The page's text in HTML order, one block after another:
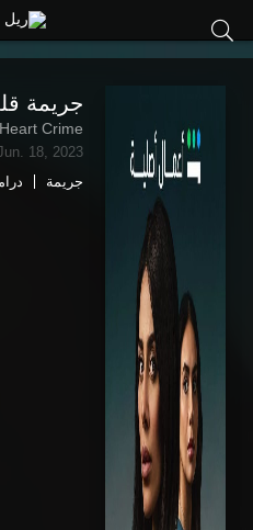
جريمة
Heart Crime
18, 2023
جريمة